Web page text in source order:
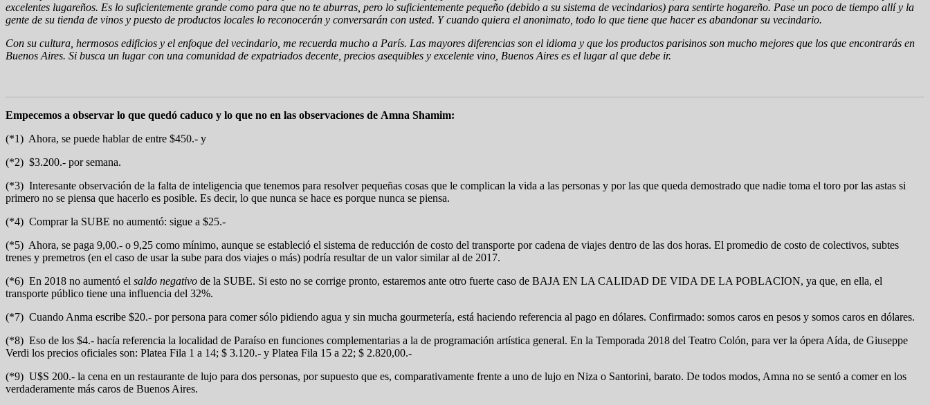
excelentes lugareños. Es lo suficientemente grande como para que no te aburras, pero lo suficientemente pequeño (debido a su sistema de vecindarios) para sentirte hogareño. Pase un poco de tiempo allí y la
gente de su tienda de vinos y puesto de productos locales lo reconocerán y conversarán con usted. Y cuando quiera el anonimato, todo lo que tiene que hacer es abandonar su vecindario.
Con su cultura, hermosos edificios y el enfoque del vecindario, me recuerda mucho a París. Las mayores diferencias son el idioma y que los productos parisinos son mucho mejores que los que encontrarás en
Buenos Aires. Si busca un lugar con una comunidad de expatriados decente, precios asequibles y excelente vino, Buenos Aires es el lugar al que debe ir.
Empecemos a observar lo que quedó caduco y lo que no en las observaciones de Amna Shamim:
(*1) Ahora, se puede hablar de entre $450.- y
(*2) $3.200.- por semana.
(*3) Interesante observación de la falta de inteligencia que tenemos para resolver pequeñas cosas que le complican la vida a las personas y por las que queda demostrado que nadie toma el toro por las astas si
primero no se piensa que hacerlo es posible. Es decir, lo que nunca se hace es porque nunca se piensa.
(*4) Comprar la SUBE no aumentó: sigue a $25.-
(*5) Ahora, se paga 9,00.- o 9,25 como mínimo, aunque se estableció el sistema de reducción de costo del transporte por cadena de viajes dentro de las dos horas. El promedio de costo de colectivos, subtes
trenes y premetros (en el caso de usar la sube para dos viajes o más) podría resultar de un valor similar al de 2017.
(*6) En 2018 no aumentó el saldo negativo de la SUBE. Si esto no se corrige pronto, estaremos ante otro fuerte caso de BAJA EN LA CALIDAD DE VIDA DE LA POBLACION, ya que, en ella, el
transporte público tiene una influencia del 32%.
(*7) Cuando Anma escribe $20.- por persona para comer sólo pidiendo agua y sin mucha gourmetería, está haciendo referencia al pago en dólares. Confirmado: somos caros en pesos y somos caros en dólares.
(*8) Eso de los $4.- hacía referencia la localidad de Paraíso en funciones complementarias a la de programación artística general. En la Temporada 2018 del Teatro Colón, para ver la ópera Aída, de Giuseppe
Verdi los precios oficiales son: Platea Fila 1 a 14; $ 3.120.- y Platea Fila 15 a 22; $ 2.820,00.-
(*9) U$S 200.- la cena en un restaurante de lujo para dos personas, por supuesto que es, comparativamente frente a uno de lujo en Niza o Santorini, barato. De todos modos, Amna no se sentó a comer en los
verdaderamente más caros de Buenos Aires.